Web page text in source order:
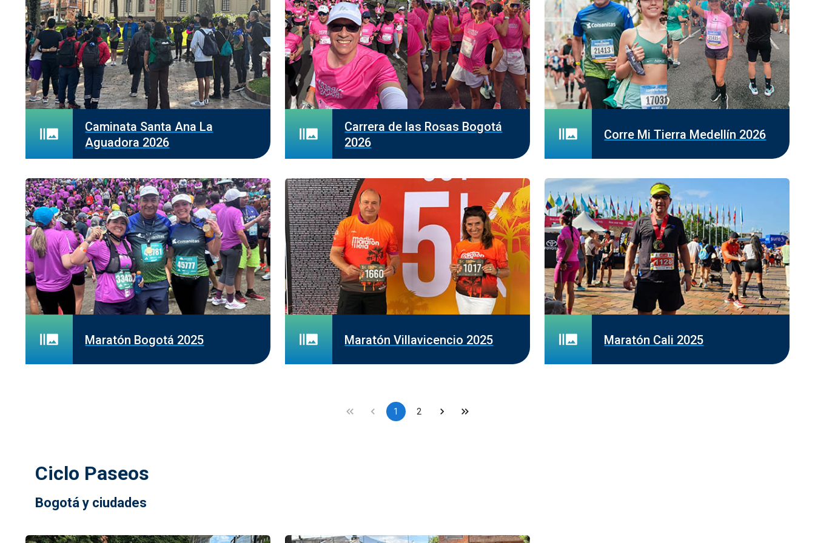
Caminata Santa Ana La
Aguadora 2026
Carrera de las Rosas Bogotá
2026
Corre Mi Tierra Medellín 2026
Maratón Bogotá 2025 Maratón Villavicencio 2025 Maratón Cali 2025
1 2
Ciclo Paseos
Bogotá y ciudades